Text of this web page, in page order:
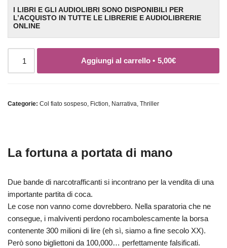
I LIBRI E GLI AUDIOLIBRI SONO DISPONIBILI PER
L’ACQUISTO IN TUTTE LE LIBRERIE E AUDIOLIBRERIE
ONLINE
Aggiungi al carrello • 5,00€
Categorie: Col fiato sospeso, Fiction, Narrativa, Thriller
La fortuna a portata di mano
Due bande di narcotrafficanti si incontrano per la vendita di una
importante partita di coca.
Le cose non vanno come dovrebbero. Nella sparatoria che ne
consegue, i malviventi perdono rocambolescamente la borsa
contenente 300 milioni di lire (eh sì, siamo a fine secolo XX).
Però sono bigliettoni da 100,000… perfettamente falsificati.